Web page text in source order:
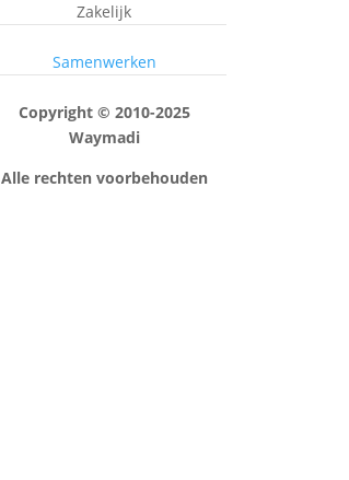
Zakelijk
Samenwerken
Copyright © 2010-2025
Waymadi
Alle rechten voorbehouden